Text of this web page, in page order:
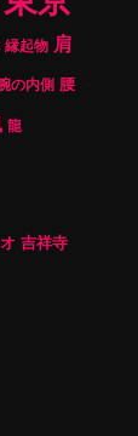
縁起物 肩
の内側 腰
龍
吉祥寺